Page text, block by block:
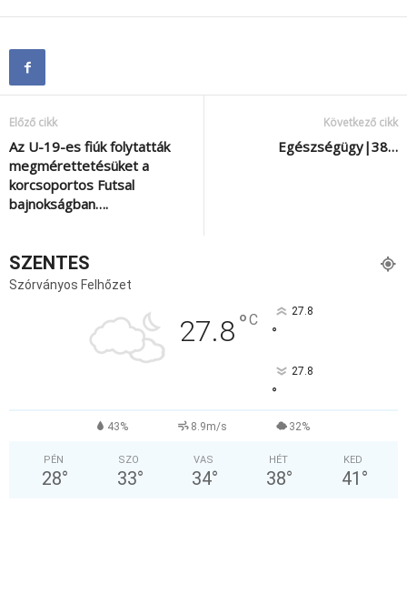
Előző cikk
Az U-19-es fiúk folytatták
megmérettetésüket a
korcsoportos Futsal
bajnokságban….
Következő cikk
Egészségügy|38…
SZENTES
Szórványos Felhőzet
27.8°C 27.8
°
27.8
°
43% 8.9m/s 32%
PÉN
28°
SZO
33°
VAS
34°
HÉT
38°
KED
41 °